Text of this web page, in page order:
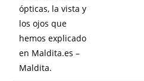
ópticas, la vista y
los ojos que
hemos explicado
en Maldita.es –
Maldita.